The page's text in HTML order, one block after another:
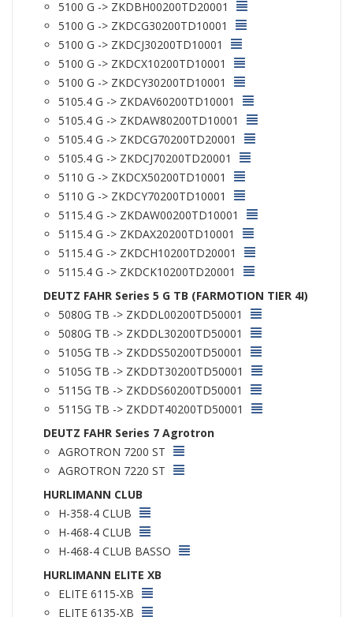
5100 G -> ZKDBH00200TD20001
5100 G -> ZKDCG30200TD10001
5100 G -> ZKDCJ30200TD10001
5100 G -> ZKDCX10200TD10001
5100 G -> ZKDCY30200TD10001
5105.4 G -> ZKDAV60200TD10001
5105.4 G -> ZKDAW80200TD10001
5105.4 G -> ZKDCG70200TD20001
5105.4 G -> ZKDCJ70200TD20001
5110 G -> ZKDCX50200TD10001
5110 G -> ZKDCY70200TD10001
5115.4 G -> ZKDAW00200TD10001
5115.4 G -> ZKDAX20200TD10001
5115.4 G -> ZKDCH10200TD20001
5115.4 G -> ZKDCK10200TD20001
DEUTZ FAHR Series 5 G TB (FARMOTION TIER 4I)
5080G TB -> ZKDDL00200TD50001
5080G TB -> ZKDDL30200TD50001
5105G TB -> ZKDDS50200TD50001
5105G TB -> ZKDDT30200TD50001
5115G TB -> ZKDDS60200TD50001
5115G TB -> ZKDDT40200TD50001
DEUTZ FAHR Series 7 Agrotron
AGROTRON 7200 ST
AGROTRON 7220 ST
HURLIMANN CLUB
H-358-4 CLUB
H-468-4 CLUB
H-468-4 CLUB BASSO
HURLIMANN ELITE XB
ELITE 6115-XB
ELITE 6135-XB